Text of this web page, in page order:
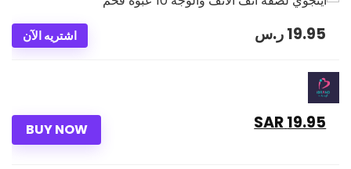
اشتريه الآن 19.95ر.س
BUY NOW 19.95 SAR